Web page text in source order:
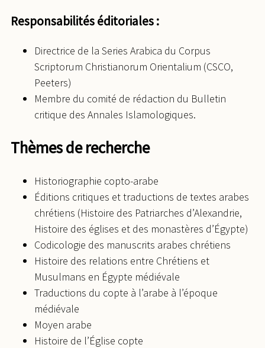
Responsabilités éditoriales :
Directrice de la Series Arabica du Corpus
Scriptorum Christianorum Orientalium (CSCO,
Peeters)
Membre du comité de rédaction du Bulletin
critique des Annales Islamologiques.
Thèmes de recherche
Historiographie copto-arabe
Éditions critiques et traductions de textes arabes
chrétiens (Histoire des Patriarches d’Alexandrie,
Histoire des églises et des monastères d’Égypte)
Codicologie des manuscrits arabes chrétiens
Histoire des relations entre Chrétiens et
Musulmans en Égypte médiévale
Traductions du copte à l’arabe à l’époque
médiévale
Moyen arabe
Histoire de l’Église copte